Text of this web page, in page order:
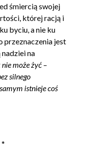
śmiercią swojej
której racją i
byciu, a nie ku
przeznaczenia jest
na
nie może żyć –
silnego
istnieje coś